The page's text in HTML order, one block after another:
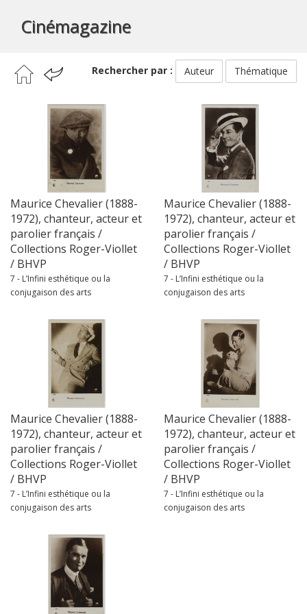
Cinémagazine
Rechercher par : Auteur Thématique
Maurice Chevalier (1888-
1972), chanteur, acteur et
parolier français /
Collections Roger-Viollet
/ BHVP
7 - L’Infini esthétique ou la
conjugaison des arts
Maurice Chevalier (1888-
1972), chanteur, acteur et
parolier français /
Collections Roger-Viollet
/ BHVP
7 - L’Infini esthétique ou la
conjugaison des arts
Maurice Chevalier (1888-
1972), chanteur, acteur et
parolier français /
Collections Roger-Viollet
/ BHVP
7 - L’Infini esthétique ou la
conjugaison des arts
Maurice Chevalier (1888-
1972), chanteur, acteur et
parolier français /
Collections Roger-Viollet
/ BHVP
7 - L’Infini esthétique ou la
conjugaison des arts